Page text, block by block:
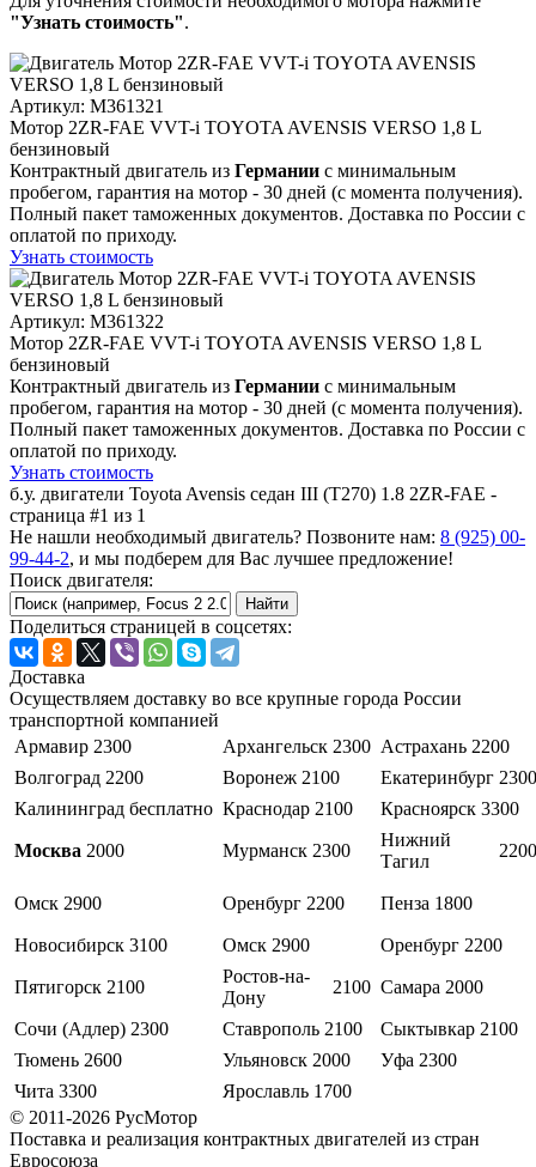
"Узнать стоимость".
Артикул: M361321
Мотор 2ZR-FAE VVT-i TOYOTA AVENSIS VERSO 1,8 L
бензиновый
Контрактный двигатель из Германии с минимальным
пробегом, гарантия на мотор - 30 дней (с момента получения).
Полный пакет таможенных документов. Доставка по России с
оплатой по приходу.
Узнать стоимость
Артикул: M361322
Мотор 2ZR-FAE VVT-i TOYOTA AVENSIS VERSO 1,8 L
бензиновый
Контрактный двигатель из Германии с минимальным
пробегом, гарантия на мотор - 30 дней (с момента получения).
Полный пакет таможенных документов. Доставка по России с
оплатой по приходу.
Узнать стоимость
б.у. двигатели Toyota Avensis седан III (T270) 1.8 2ZR-FAE -
страница #1 из 1
Не нашли необходимый двигатель? Позвоните нам: 8 (925) 00-
99-44-2, и мы подберем для Вас лучшее предложение!
Поиск двигателя:
Поделиться страницей в соцсетях:
Доставка
Осуществляем доставку во все крупные города России
транспортной компанией
Армавир 2300 Архангельск 2300 Астрахань 2200
Волгоград 2200 Воронеж 2100 Екатеринбург 2300
Калининград бесплатно Краснодар 2100 Красноярск 3300
Москва 2000 Мурманск 2300
Нижний
Тагил
2200
Омск 2900 Оренбург 2200 Пенза 1800
Новосибирск 3100 Омск 2900 Оренбург 2200
Пятигорск 2100
Ростов-на-
Дону
2100 Самара 2000
Сочи (Адлер) 2300 Ставрополь 2100 Сыктывкар 2100
Тюмень 2600 Ульяновск 2000 Уфа 2300
Чита 3300 Ярославль 1700
© 2011-2026 РусМотор
Поставка и реализация контрактных двигателей из стран
Евросоюза